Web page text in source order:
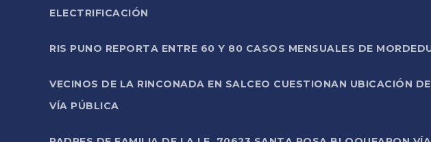
ELECTRIFICACIÓN
RIS PUNO REPORTA ENTRE 60 Y 80 CASOS MENSUALES DE
VECINOS DE LA RINCONADA EN SALCEO CUESTIONAN UBICACIÓN
VÍA PÚBLICA